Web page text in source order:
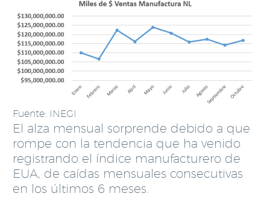
Fuente: INEGI
El alza mensual sorprende debido a que
rompe con la tendencia que ha venido
registrando el índice manufacturero de
EUA, de caídas mensuales consecutivas
en los últimos 6 meses.